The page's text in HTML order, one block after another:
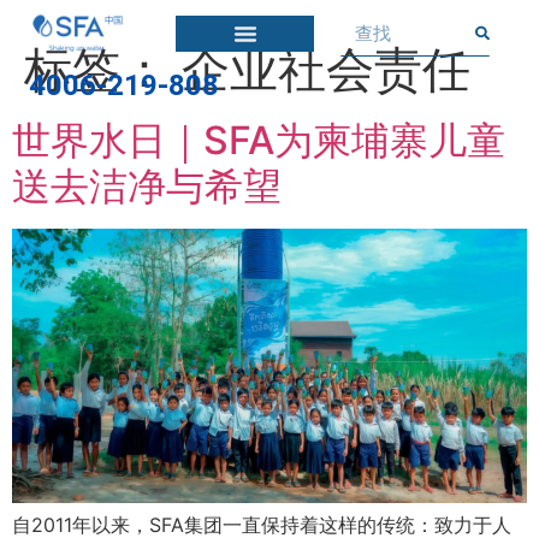
4006-219-808
标签：企业社会责任
世界水日｜SFA为柬埔寨儿童
送去洁净与希望
自2011年以来，SFA集团一直保持着这样的传统：致力于人